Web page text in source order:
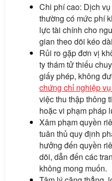
Chi phí cao: Dịch
thường có mức phí
lực tài chính cho
gian theo dõi kéo
Rủi ro gặp đơn vị
ty thám tử thiếu
giấy phép, không
chứng chỉ nghiệp
việc thu thập thông
hoặc vi phạm pháp
Xâm phạm quyền
tuân thủ quy định
hưởng đến quyền
dõi, dẫn đến các
không mong muốn.